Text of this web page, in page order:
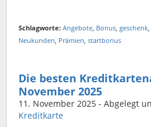
Schlagworte: Angebote Bonus geschenk
Neukunden Prämien startbonus
Die besten
November 2025
11. November 2025 - Abgelegt
Kreditkarte